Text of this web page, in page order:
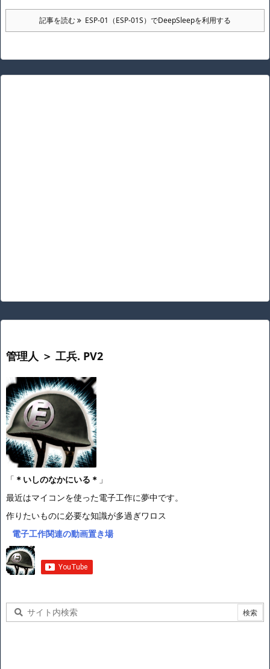
記事を読む ESP-01（ESP-01S）でDeepSleepを利用する
管理人 ＞ 工兵. PV2
「 ＊いしのなかにいる＊ 」
最近はマイコンを使った電子工作に夢中です。
作りたいものに必要な知識が多過ぎワロス
電子工作関連の動画置き場